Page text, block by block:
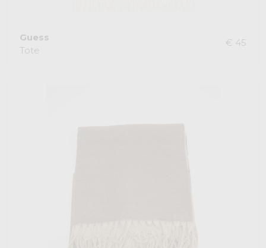
Guess
Tote
€ 45